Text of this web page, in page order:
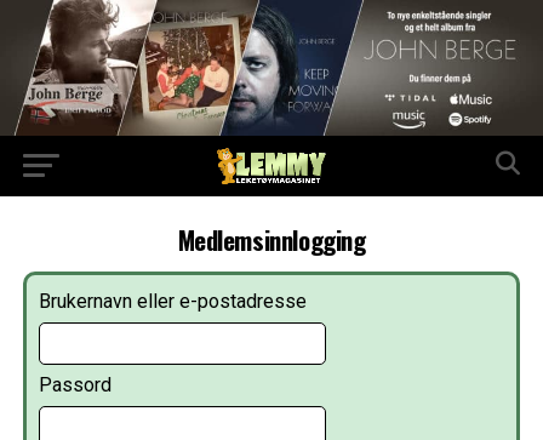
Medlemsinnlogging
Brukernavn eller e-postadresse
Passord